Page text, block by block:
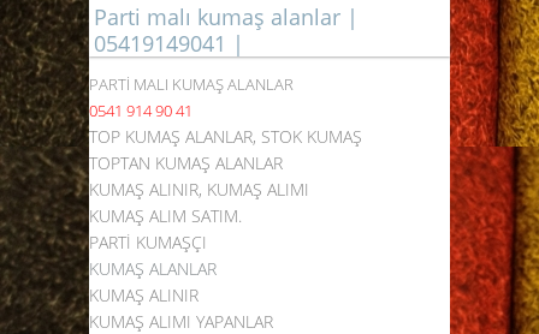
Parti malı kumaş alanlar |
05419149041 |
PARTİ MALI KUMAŞ ALANLAR
0541 914 90 41
TOP KUMAŞ ALANLAR, STOK KUMAŞ
TOPTAN KUMAŞ ALANLAR
KUMAŞ ALINIR, KUMAŞ ALIMI
KUMAŞ ALIM SATIM.
PARTİ KUMAŞÇI
KUMAŞ ALANLAR
KUMAŞ ALINIR
KUMAŞ ALIMI YAPANLAR